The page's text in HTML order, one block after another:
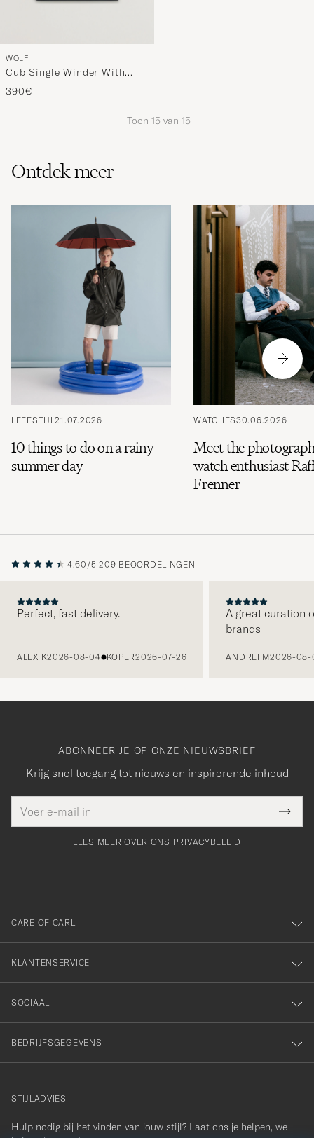
WOLF
Cub Single Winder With
Cover Black
390€
Toon 15 van 15
Ontdek meer
LEEFSTIJL21.07.2026
10 things to do on a rainy
summer day
WATCHES30.06.2026
Meet the
watch enthusiast
Frenner
4.60/5 209 BEOORDELINGEN
Perfect, fast delivery.
ALEX K2026-08-04 KOPER2026-07-26
A great curation
brands
ANDREI M2026-08-
ABONNEER JE OP ONZE NIEUWSBRIEF
Krijg snel toegang tot nieuws en inspirerende inhoud
mailadres
veldBedankt
voor
onze
nieuwsbrief!
LEES MEER OVER ONS PRIVACYBELEID
CARE OF CARL
KLANTENSERVICE
SOCIAAL
BEDRIJFSGEGEVENS
contact@careofcarl.com
STIJLADVIES
Hulp nodig bij het vinden van jouw stijl? Laat ons je helpen, we